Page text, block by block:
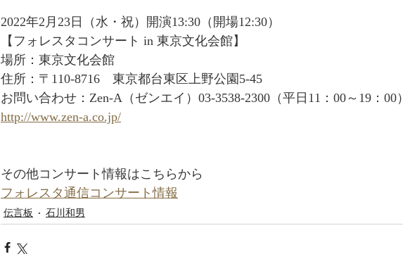
2022年2月23日（水・祝）開演13:30（開場12:30）
【フォレスタコンサート in 東京文化会館】
場所：東京文化会館
住所：〒110-8716　東京都台東区上野公園5-45
お問い合わせ：Zen-A（ゼンエイ）03-3538-2300（平日11：00～19：00）
http://www.zen-a.co.jp/
その他コンサート情報はこちらから
フォレスタ通信コンサート情報
伝言板 石川和男